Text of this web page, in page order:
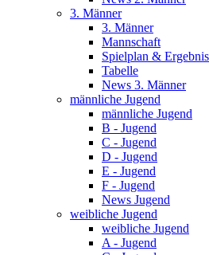
3. Männer
3. Männer
Mannschaft
Spielplan &
Tabelle
News 3. Männer
männliche Jugend
männliche Jugend
B - Jugend
C - Jugend
D - Jugend
E - Jugend
F - Jugend
News Jugend
weibliche Jugend
weibliche Jugend
A - Jugend